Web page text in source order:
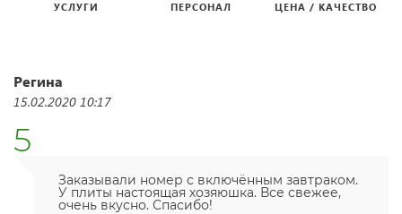
УСЛУГИ ПЕРСОНАЛ ЦЕНА / КАЧЕСТВО
Регина
15.02.2020 10:17
5
Заказывали номер с включённым завтраком.
У плиты настоящая хозяюшка. Все свежее,
очень вкусно. Спасибо!